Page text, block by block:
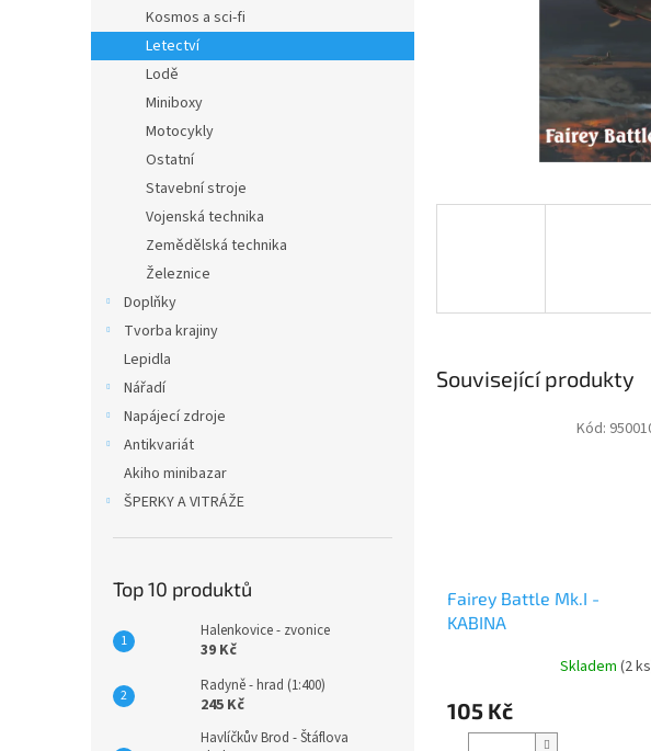
e
l
Kosmos a sci-fi
Letectví
Lodě
Miniboxy
Motocykly
Ostatní
Stavební stroje
Vojenská technika
Zemědělská technika
Železnice
Doplňky
Tvorba krajiny
Lepidla
Nářadí
Napájecí zdroje
Antikvariát
Akiho minibazar
ŠPERKY A VITRÁŽE
Top 10 produktů
Halenkovice - zvonice
39 Kč
Radyně - hrad (1:400)
245 Kč
Havlíčkův Brod - Štáflova
Související produkty
Fairey Battle Mk.I -
KABINA
Skladem (2
105 Kč
Kód: